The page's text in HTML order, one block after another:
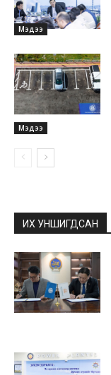
Мэдээ
Мэдээ
ИХ УНШИГДСАН